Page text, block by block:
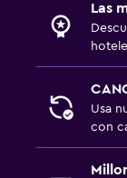
Las
Usa
con